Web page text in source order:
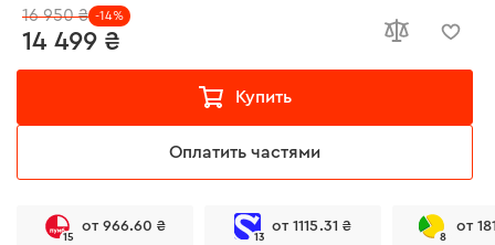
14 499 ₴
16 950 ₴ -14%
Купить
Оплатить частями
15
от 966.60 ₴
13
от 1115.31 ₴
8
от